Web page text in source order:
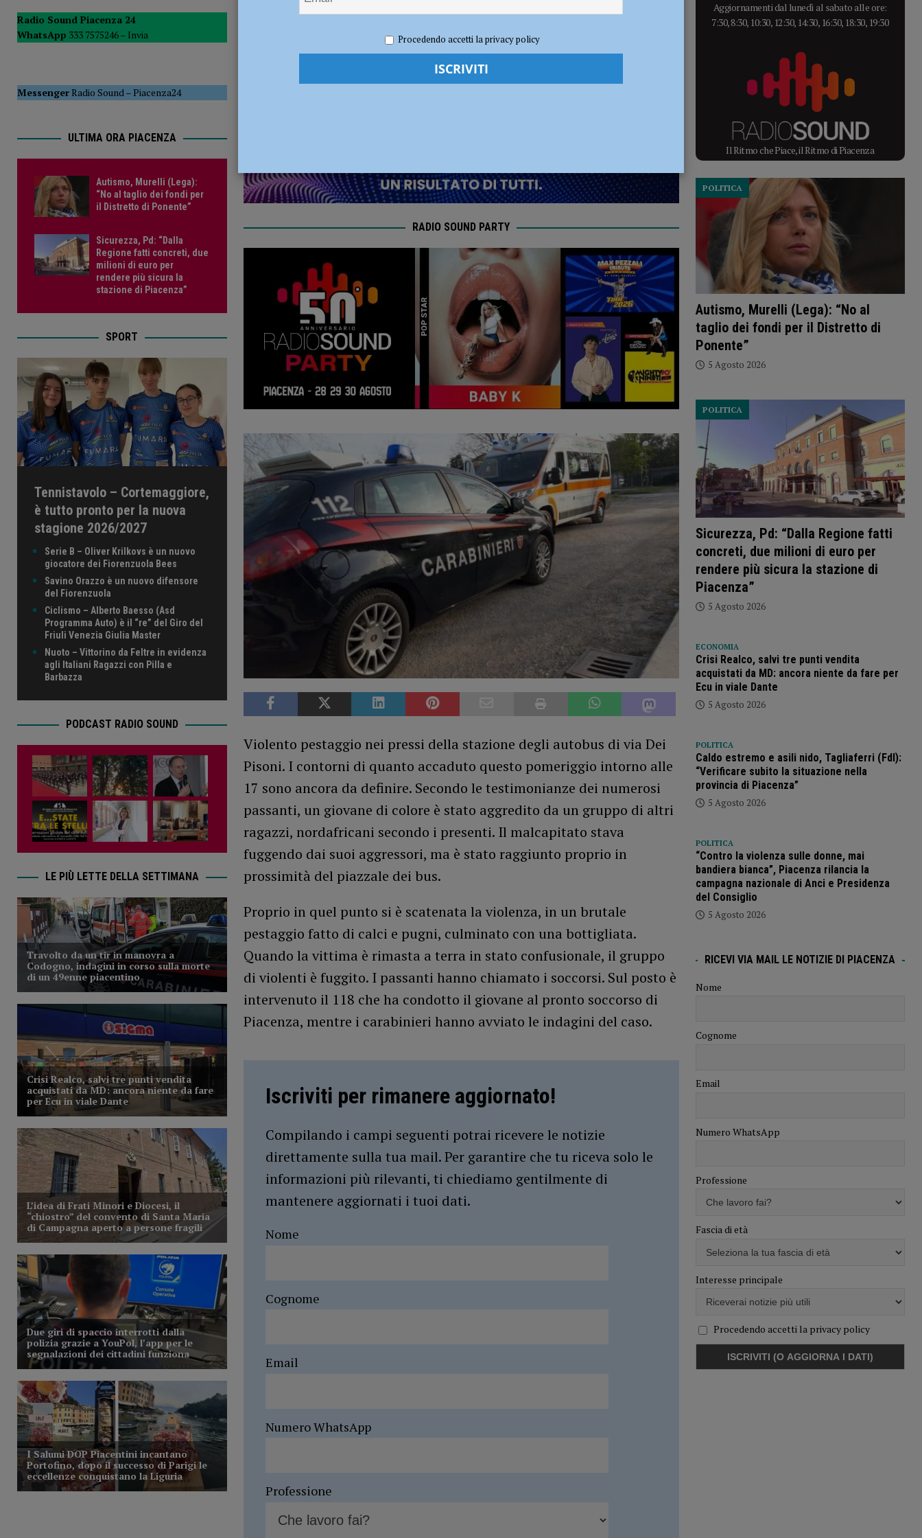
pronti” – AUDIO e FOTO CRONACA PIACENZA
[ 5 Agosto 2026 ] Autismo, Murelli (Lega): “No al taglio dei fondi per il Distretto di Ponente” POLITICA
Cronaca Piacenza
RADIO SOUND PARTY
Violento pestaggio nei pressi della stazione degli autobus di via Dei
Pisoni. I contorni di quanto accaduto questo pomeriggio intorno alle
17 sono ancora da definire. Secondo le testimonianze dei numerosi
passanti, un giovane di colore è stato aggredito da un gruppo di altri
ragazzi, nordafricani secondo i presenti. Il malcapitato stava
fuggendo dai suoi aggressori, ma è stato raggiunto proprio in
prossimità del piazzale dei bus.
Proprio in quel punto si è scatenata la violenza, in un brutale
pestaggio fatto di calci e pugni, culminato con una bottigliata.
Quando la vittima è rimasta a terra in stato confusionale, il gruppo
di violenti è fuggito. I passanti hanno chiamato i soccorsi. Sul posto è
intervenuto il 118 che ha condotto il giovane al pronto soccorso di
Piacenza, mentre i carabinieri hanno avviato le indagini del caso.
Iscriviti per rimanere aggiornato!
Compilando i campi seguenti potrai ricevere le notizie
direttamente sulla tua mail. Per garantire che tu riceva solo le
informazioni più rilevanti, ti chiediamo gentilmente di
mantenere aggiornati i tuoi dati.
Nome
Cognome
Email
Numero WhatsApp
Professione
Radio Sound Piacenza 24
WhatsApp 333 7575246 – Invia
MessengerRadio Sound–Piacenza24
ULTIMA ORA PIACENZA
Autismo, Murelli (Lega):
“No al taglio dei fondi per
il Distretto di Ponente”
Sicurezza, Pd: “Dalla
Regione fatti concreti, due
milioni di euro per
rendere più sicura la
stazione di Piacenza”
SPORT
Tennistavolo – Cortemaggiore,
è tutto pronto per la nuova
stagione 2026/2027
Serie B – Oliver Krilkovs è un nuovo
giocatore dei Fiorenzuola Bees
Savino Orazzo è un nuovo difensore
del Fiorenzuola
Ciclismo – Alberto Baesso (Asd
Programma Auto) è il “re” del Giro del
Friuli Venezia Giulia Master
Nuoto – Vittorino da Feltre in evidenza
agli Italiani Ragazzi con Pilla e
Barbazza
PODCAST RADIO SOUND
LE PIÙ LETTE DELLA SETTIMANA
Aggiornamenti dal lunedì al sabato alle ore:
7:30, 8:30, 10:30, 12:30, 14:30, 16:30, 18:30, 19:30
Il Ritmo che Piace, il Ritmo di Piacenza
Autismo, Murelli (Lega): “No al
taglio dei fondi per il Distretto di
Ponente”
POLITICA
5 Agosto 2026
Sicurezza, Pd: “Dalla Regione fatti
concreti, due milioni di euro per
rendere più sicura la stazione di
Piacenza”
POLITICA
5 Agosto 2026
ECONOMIA
Crisi Realco, salvi tre punti vendita
acquistati da MD: ancora niente da fare per
Ecu in viale Dante
5 Agosto 2026
POLITICA
Caldo estremo e asili nido, Tagliaferri (FdI):
“Verificare subito la situazione nella
provincia di Piacenza”
5 Agosto 2026
POLITICA
“Contro la violenza sulle donne, mai
bandiera bianca”, Piacenza rilancia la
campagna nazionale di Anci e Presidenza
del Consiglio
5 Agosto 2026
RICEVI VIA MAIL LE NOTIZIE DI PIACENZA
Nome
Cognome
Email
Numero WhatsApp
Professione
Fascia di età
Interesse principale
Procedendo accetti la privacy policy
Procedendo accetti la privacy policy